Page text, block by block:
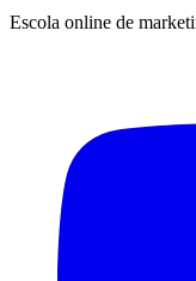
Escola online de